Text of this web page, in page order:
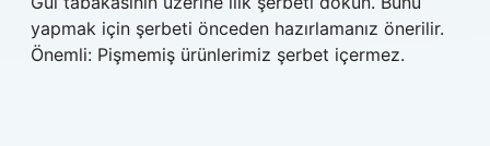
yapmak için şerbeti önceden hazırlamanız önerilir.
Önemli: Pişmemiş ürünlerimiz şerbet içermez.